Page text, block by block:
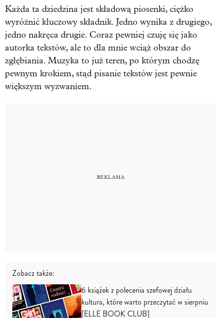
Każda ta dziedzina jest składową piosenki, ciężko
wyróżnić kluczowy składnik. Jedno wynika z drugiego,
jedno nakręca drugie. Coraz pewniej czuję się jako
autorka tekstów, ale to dla mnie wciąż obszar do
zgłębiania. Muzyka to już teren, po którym chodzę
pewnym krokiem, stąd pisanie tekstów jest pewnie
większym wyzwaniem.
Zobacz także:
6 książek z polecenia szefowej działu
kultura, które warto przeczytać w sierpniu
[ELLE BOOK CLUB]